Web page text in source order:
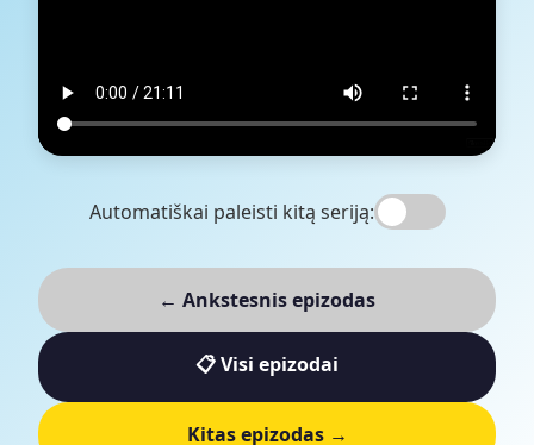
Automatiškai paleisti kitą seriją:
← Ankstesnis epizodas
📋 Visi epizodai
Kitas epizodas →